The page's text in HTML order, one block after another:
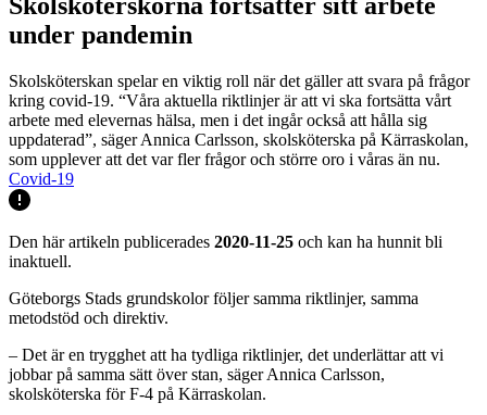
under pandemin
Skolsköterskan spelar en viktig roll när det gäller att svara på frågor
kring covid-19. “Våra aktuella riktlinjer är att vi ska fortsätta vårt
arbete med elevernas hälsa, men i det ingår också att hålla sig
uppdaterad”, säger Annica Carlsson, skolsköterska på Kärraskolan,
som upplever att det var fler frågor och större oro i våras än nu.
Covid-19
Den här artikeln publicerades 2020-11-25 och kan ha hunnit bli
inaktuell.
Göteborgs Stads grundskolor följer samma riktlinjer, samma
metodstöd och direktiv.
– Det är en trygghet att ha tydliga riktlinjer, det underlättar att vi
jobbar på samma sätt över stan, säger Annica Carlsson,
skolsköterska för F-4 på Kärraskolan.